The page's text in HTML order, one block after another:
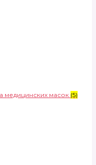
медицинских масок (5)